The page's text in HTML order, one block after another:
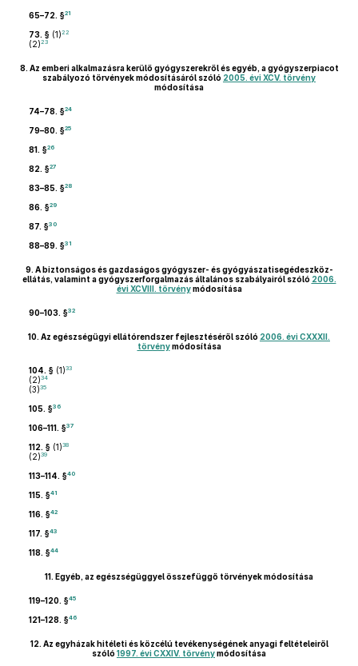
65–72. §21
73. § (1)22
(2)23
8. Az emberi alkalmazásra kerülő gyógyszerekről és egyéb, a gyógyszerpiacot
szabályozó törvények módosításáról szóló 2005. évi XCV. törvény
módosítása
74–78. §24
79–80. §25
81. §26
82. §27
83–85. §28
86. §29
87. §30
88–89. §31
9. A biztonságos és gazdaságos gyógyszer- és gyógyászatisegédeszköz-
ellátás, valamint a gyógyszerforgalmazás általános szabályairól szóló 2006.
évi XCVIII. törvénymódosítása
90–103. §32
10. Az egészségügyi ellátórendszer fejlesztéséről szóló 2006. évi CXXXII.
törvénymódosítása
104. § (1)33
(2)34
(3)35
105. §36
106–111. §37
112. § (1)38
(2)39
113–114. §40
115. §41
116. §42
117. §43
118. §44
11. Egyéb, az egészségüggyel összefüggő törvények módosítása
119–120. §45
121–128. §46
12. Az egyházak hitéleti és közcélú tevékenységének anyagi feltételeiről
szóló 1997. évi CXXIV. törvénymódosítása